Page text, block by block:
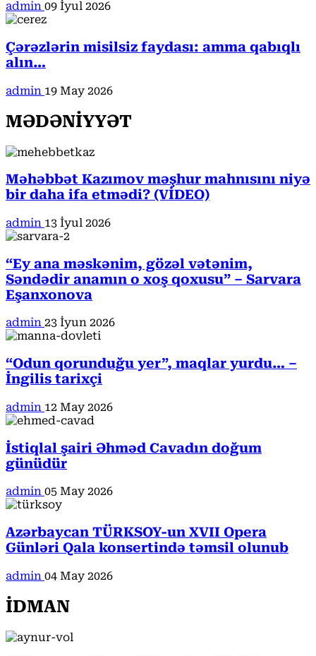
admin 09 İyul 2026
Çərəzlərin misilsiz faydası: amma qabıqlı
alın…
admin 19 May 2026
MƏDƏNİYYƏT
Məhəbbət Kazımov məşhur mahnısını niyə
bir daha ifa etmədi? (VİDEO)
admin 13 İyul 2026
“Ey ana məskənim, gözəl vətənim,
Səndədir anamın o xoş qoxusu” – Sarvara
Eşanxonova
admin 23 İyun 2026
“Odun qorunduğu yer”, maqlar yurdu… –
İngilis tarixçi
admin 12 May 2026
İstiqlal şairi Əhməd Cavadın doğum
günüdür
admin 05 May 2026
Azərbaycan TÜRKSOY-un XVII Opera
Günləri Qala konsertində təmsil olunub
admin 04 May 2026
İDMAN